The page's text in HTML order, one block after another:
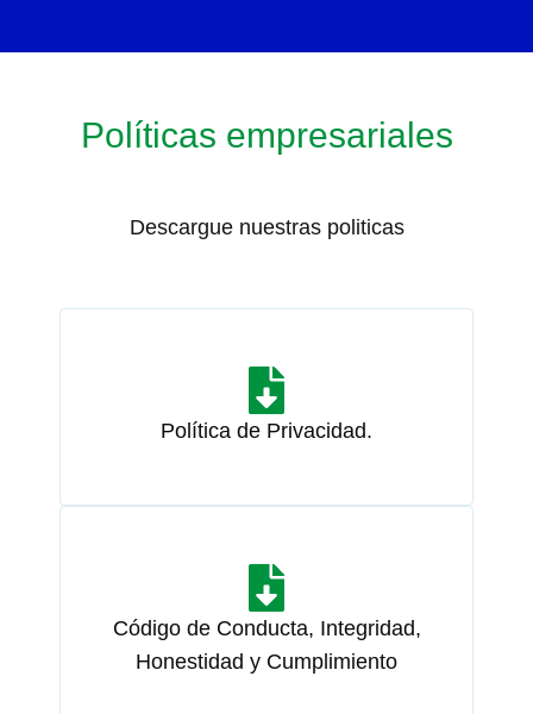
Políticas empresariales
Descargue nuestras politicas
Política de Privacidad.
Código de Conducta, Integridad,
Honestidad y Cumplimiento